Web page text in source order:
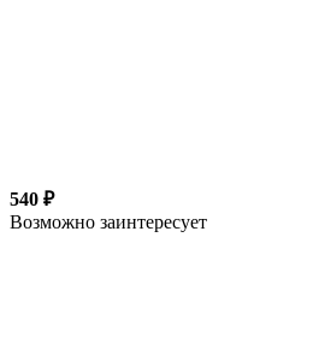
540 ₽
Возможно заинтересует